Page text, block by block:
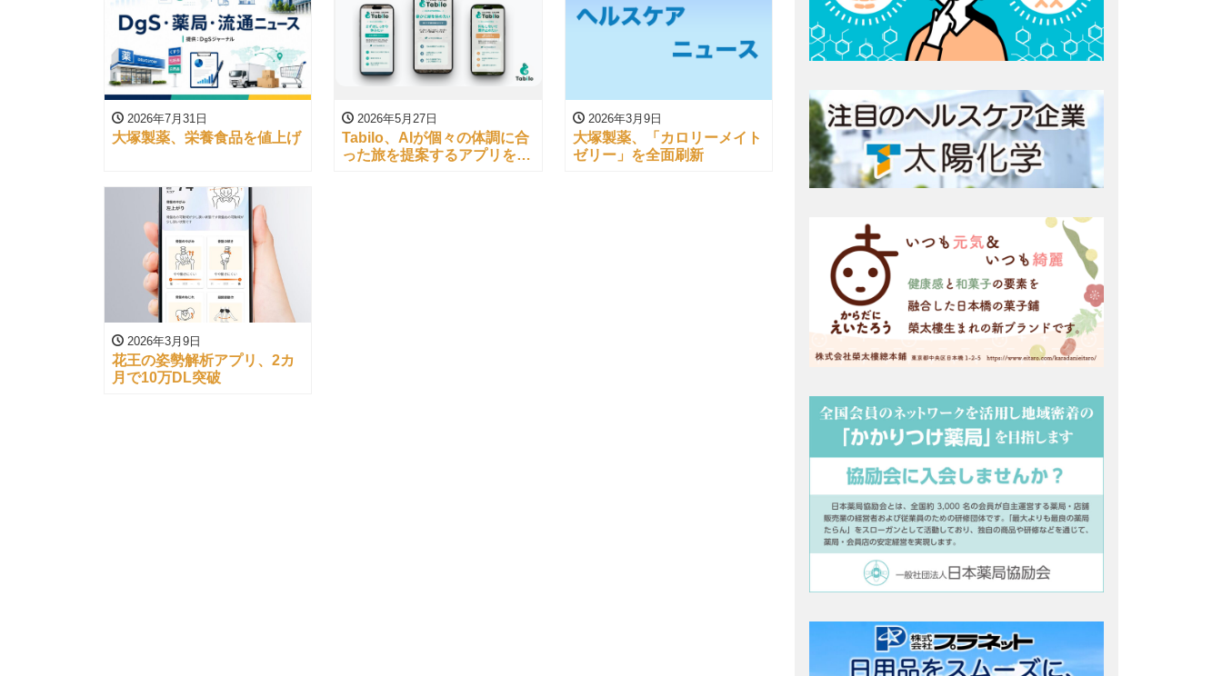
2026年7月31日
大塚製薬、栄養食品を値上げ
2026年5月27日
Tabilo、AIが個々の体調に合
った旅を提案するアプリを提
2026年3月9日
大塚製薬、「カロリーメイト
ゼリー」を全面刷新
2026年3月9日
花王の姿勢解析アプリ、2カ
月で10万DL突破